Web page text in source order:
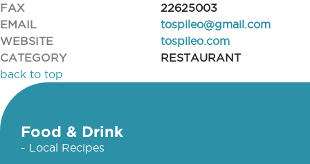
FAX
22625003
EMAIL
tospileo@gmail.com
WEBSITE
tospileo.com
CATEGORY
RESTAURANT
back to top
Food & Drink
- Local Recipes